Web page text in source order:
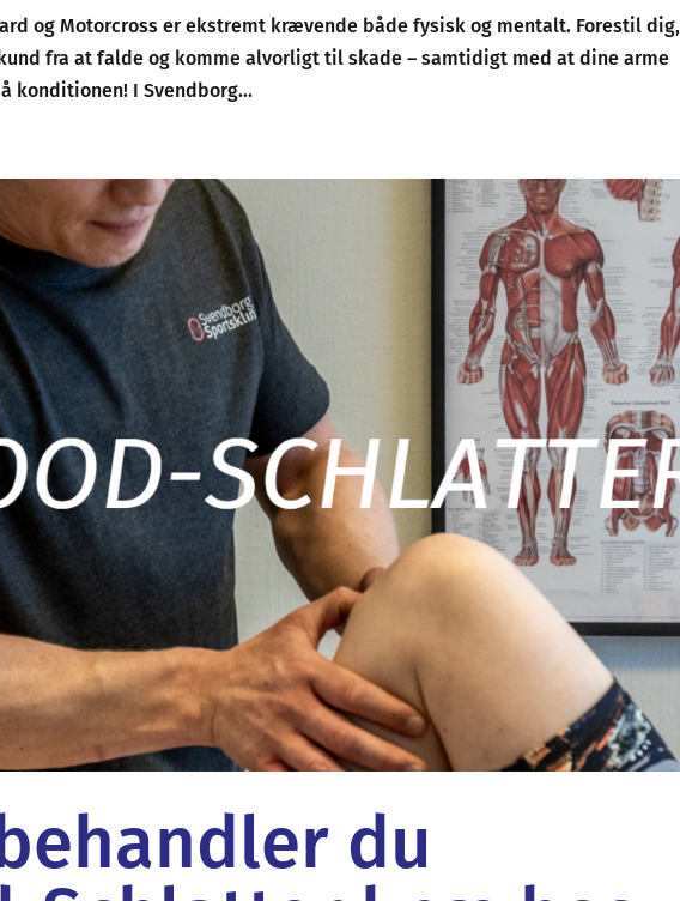
og Motorcross er ekstremt krævende både fysisk og mentalt. Forestil
fra at falde og komme alvorligt til skade – samtidigt med at dine arme
konditionen! I Svendborg...
du